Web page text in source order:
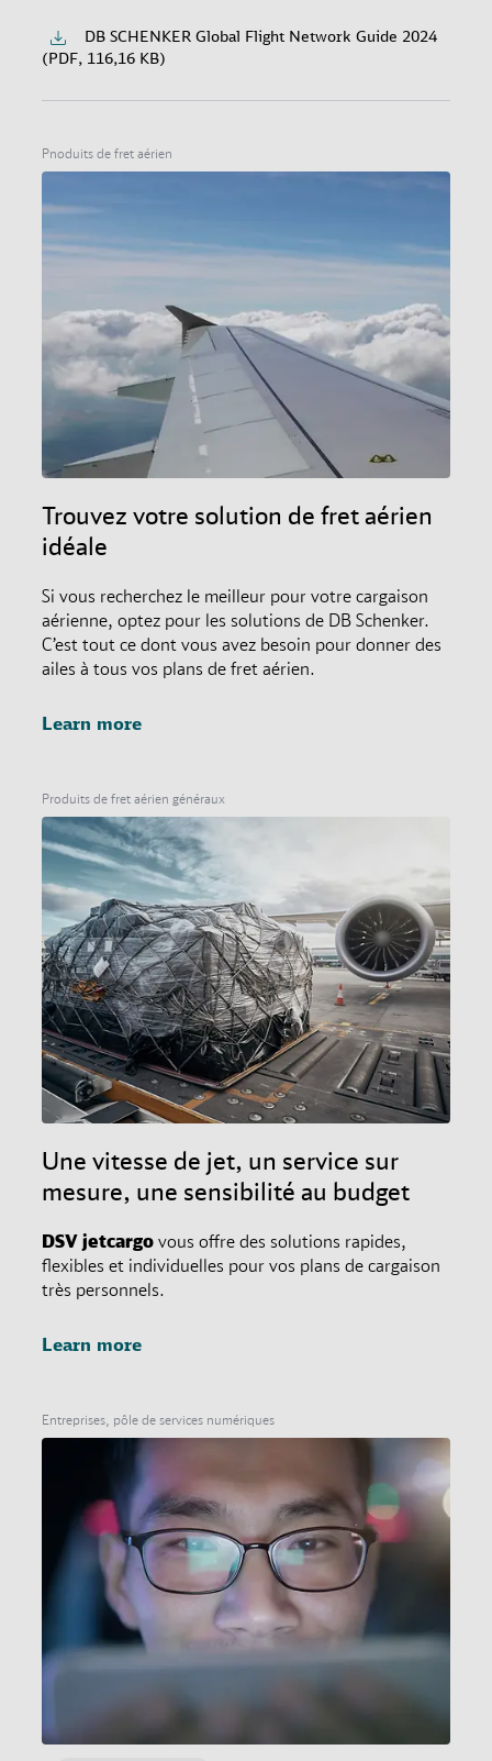
DB SCHENKER Global Flight Network Guide 2024
(PDF, 116,16 KB)
Pnoduits de fret aérien
Trouvez votre solution de fret aérien
idéale
Si vous recherchez le meilleur pour votre cargaison
aérienne, optez pour les solutions de DB Schenker.
C’est tout ce dont vous avez besoin pour donner des
ailes à tous vos plans de fret aérien.
Learn more
Produits de fret aérien généraux
Une vitesse de jet, un service sur
mesure, une sensibilité au budget
DSV jetcargo vous offre des solutions rapides,
flexibles et individuelles pour vos plans de cargaison
très personnels.
Learn more
Entreprises, pôle de services numériques